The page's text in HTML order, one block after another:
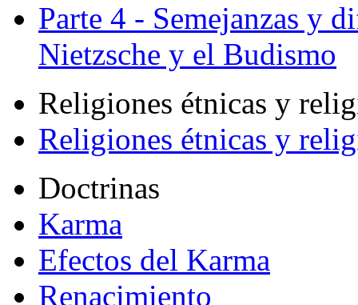
Parte 4 - Semejanzas y
Nietzsche y el Budismo
Religiones étnicas y
Religiones étnicas y
Doctrinas
Karma
Efectos del Karma
Renacimiento